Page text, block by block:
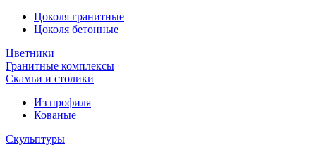
Цоколя гранитные
Цоколя бетонные
Цветники
Гранитные комплексы
Cкамьи и столики
Из профиля
Кованые
Скульптуры